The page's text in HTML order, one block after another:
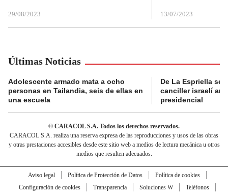
29/08/2023 13/07/2023
Últimas Noticias
Adolescente armado mata a ocho
personas en Tailandia, seis de ellas en
una escuela
De La Espriella se
canciller israelí
presidencial
© CARACOL S.A. Todos los derechos reservados.
CARACOL S.A. realiza una reserva expresa de las reproducciones y usos de las obras
y otras prestaciones accesibles desde este sitio web a medios de lectura mecánica u otros
medios que resulten adecuados.
Aviso legal Política de Protección de Datos
Política de cookies
Configuración de cookies
Transparencia Soluciones W
Teléfonos